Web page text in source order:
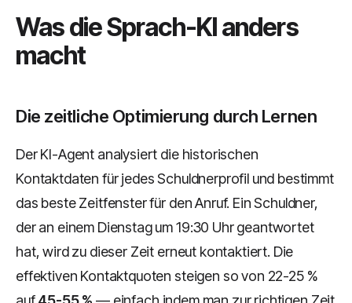
Was die Sprach-KI anders
macht
Die zeitliche Optimierung durch Lernen
Der KI-Agent analysiert die historischen
Kontaktdaten für jedes Schuldnerprofil und bestimmt
das beste Zeitfenster für den Anruf. Ein Schuldner,
der an einem Dienstag um 19:30 Uhr geantwortet
hat, wird zu dieser Zeit erneut kontaktiert. Die
effektiven Kontaktquoten steigen so von 22-25 %